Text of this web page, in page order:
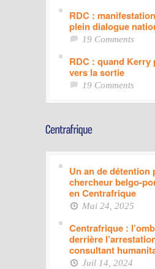
RDC :
plein dialogue
19 Comments
RDC : quand Kerry
vers la sortie
19 Comments
Un an de détention
chercheur belgo-
en Centrafrique
Mai 24, 2025
Centrafrique :
derrière
consultant
Juil 14, 2024